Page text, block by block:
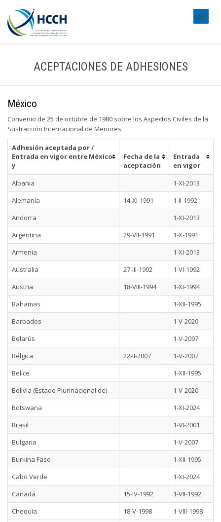
ACEPTACIONES DE ADHESIONES
México
Convenio de 25 de octubre de 1980 sobre los Aspectos Civiles de la
Sustracción Internacional de Menores
Adhesión aceptada por /
Entrada en vigor entre México
y
Fecha de la
aceptación
Entrada
en vigor
Albania
1-XI-2013
Alemania
14-XI-1991
1-II-1992
Andorra
1-XI-2013
Argentina
29-VII-1991
1-X-1991
Armenia
1-XI-2013
Australia
27-III-1992
1-VI-1992
Austria
18-VIII-1994
1-XI-1994
Bahamas
1-XII-1995
Barbados
1-V-2020
Belarús
1-V-2007
Bélgica
22-II-2007
1-V-2007
Belice
1-XII-1995
Bolivia (Estado Plurinacional de)
1-V-2020
Botswana
1-XI-2024
Brasil
1-VI-2001
Bulgaria
1-V-2007
Burkina Faso
1-XII-1995
Cabo Verde
1-XI-2024
Canadá
15-IV-1992
1-VII-1992
Chequia
18-V-1998
1-VIII-1998